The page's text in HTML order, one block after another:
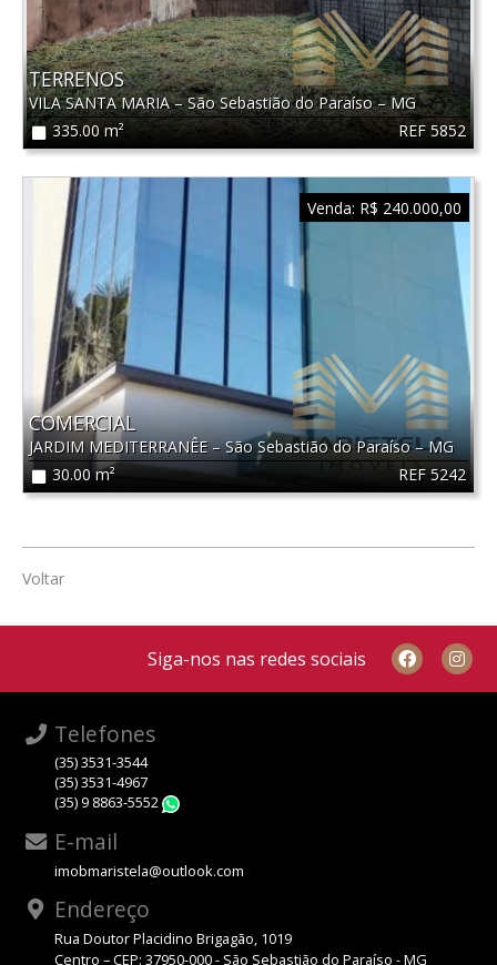
REF 5852
TERRENOS
VILA SANTA MARIA–São Sebastião do Paraíso–MG
335.00 m²
REF 5242
COMERCIAL
JARDIM MEDITERRANÊE–São Sebastião do Paraíso–MG
30.00 m²
Venda: R$ 240.000,00
Voltar
Siga-nos nas redes sociais
Telefones
(35) 3531-3544
(35) 3531-4967
(35) 9 8863-5552
E-mail
imobmaristela@outlook.com
Endereço
Rua Doutor Placidino Brigagão, 1019
Centro – CEP: 37950-000 - São Sebastião do Paraíso - MG